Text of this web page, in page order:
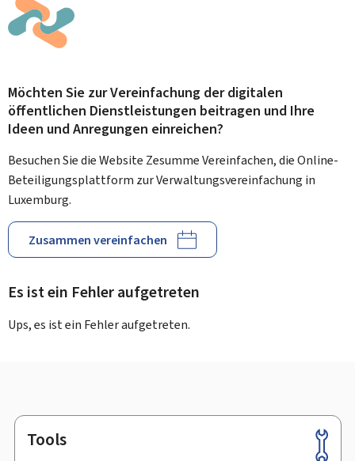
Möchten Sie zur Vereinfachung der digitalen
öffentlichen Dienstleistungen beitragen und Ihre
Ideen und Anregungen einreichen?
Besuchen Sie die Website Zesumme Vereinfachen, die Online-
Beteiligungsplattform zur Verwaltungsvereinfachung in
Luxemburg.
Zusammen vereinfachen
Es ist ein Fehler aufgetreten
Ups, es ist ein Fehler aufgetreten.
Footer
Tools